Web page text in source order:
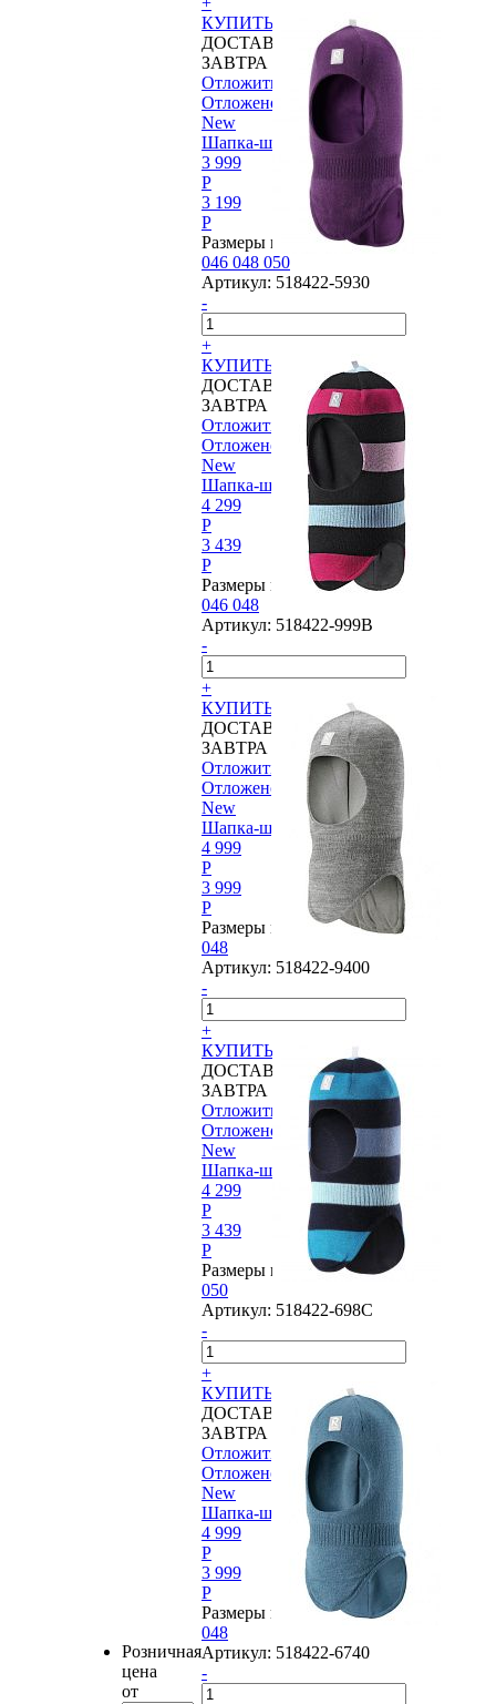
Розничная
цена
от
КУПИТЬ
ДОСТАВИМ
ЗАВТРА
Отложить
Отложено
New
Шапка-шлем Reima®, Starrie
3 999
P
3 199
P
Размеры в наличии:
046 048 050
Артикул: 518422-5930
-
+
КУПИТЬ
ДОСТАВИМ
ЗАВТРА
Отложить
Отложено
New
Шапка-шлем Reima®, Starrie
4 299
P
3 439
P
Размеры в наличии:
046 048
Артикул: 518422-999B
-
+
КУПИТЬ
ДОСТАВИМ
ЗАВТРА
Отложить
Отложено
New
Шапка-шлем Reima®, Starrie
4 999
P
3 999
P
Размеры в наличии:
048
Артикул: 518422-9400
-
+
КУПИТЬ
ДОСТАВИМ
ЗАВТРА
Отложить
Отложено
New
Шапка-шлем Reima®, Starrie
4 299
P
3 439
P
Размеры в наличии:
050
Артикул: 518422-698C
-
+
КУПИТЬ
ДОСТАВИМ
ЗАВТРА
Отложить
Отложено
New
Шапка-шлем Reima®, Starrie
4 999
P
3 999
P
Размеры в наличии:
048
Артикул: 518422-6740
-